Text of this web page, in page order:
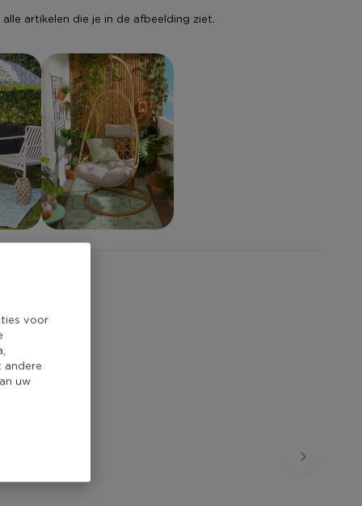
voor
andere
uw
artikelen die je in de afbeelding ziet.